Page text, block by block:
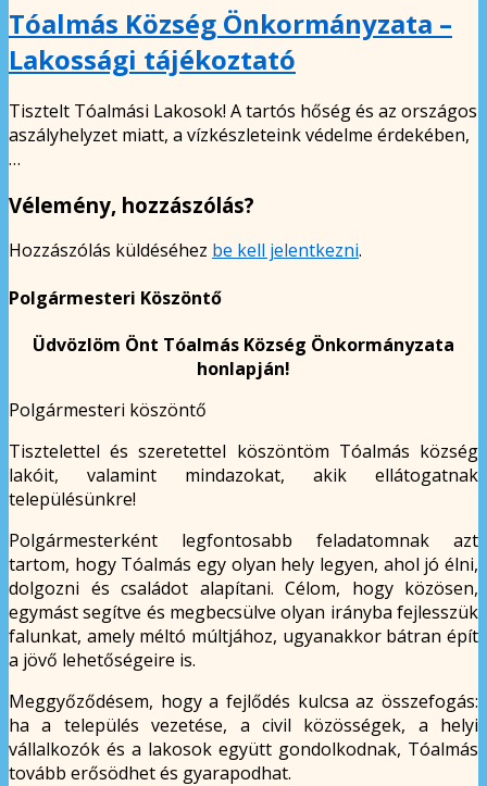
Tóalmás Község Önkormányzata –
Lakossági tájékoztató
Tisztelt Tóalmási Lakosok! A tartós hőség és az országos
aszályhelyzet miatt, a vízkészleteink védelme érdekében,
…
Vélemény, hozzászólás?
Hozzászólás küldéséhez be kell jelentkezni.
Polgármesteri Köszöntő
Üdvözlöm Önt Tóalmás Község Önkormányzata
honlapján!
Polgármesteri köszöntő
Tisztelettel és szeretettel köszöntöm Tóalmás község
lakóit, valamint mindazokat, akik ellátogatnak
településünkre!
Polgármesterként legfontosabb feladatomnak azt
tartom, hogy Tóalmás egy olyan hely legyen, ahol jó élni,
dolgozni és családot alapítani. Célom, hogy közösen,
egymást segítve és megbecsülve olyan irányba fejlesszük
falunkat, amely méltó múltjához, ugyanakkor bátran épít
a jövő lehetőségeire is.
Meggyőződésem, hogy a fejlődés kulcsa az összefogás:
ha a település vezetése, a civil közösségek, a helyi
vállalkozók és a lakosok együtt gondolkodnak, Tóalmás
tovább erősödhet és gyarapodhat.